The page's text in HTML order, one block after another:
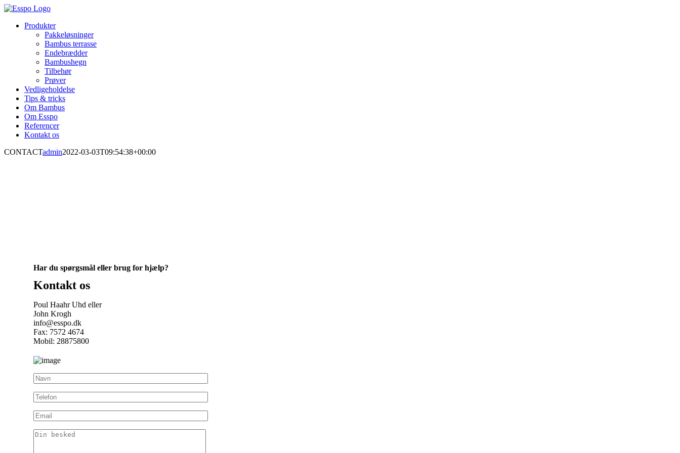
Skip
contentProdukter
Pakkeløsninger
Bambus terrasse
Endebrædder
Bambushegn
Tilbehør
Prøver
Vedligeholdelse
Tips & tricks
Om Bambus
Om Esspo
Referencer
Kontakt os
CONTACTadmin2022-03-03T09:54:38+00:00
Har du spørgsmål eller brug for hjælp?
Kontakt os
Poul Haahr Uhd eller
John Krogh
info@esspo.dk
Fax: 7572 4674
Mobil: 28875800